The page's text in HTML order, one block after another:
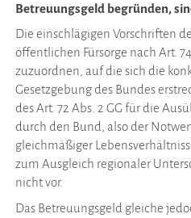
Betreuungsgeld begründen,
Die einschlägigen Vorschriften
öffentlichen Fürsorge nach Art. 74
zuzuordnen, auf die sich die
Gesetzgebung des Bundes
des Art. 72 Abs. 2 GG für die
durch den Bund, also der
gleichmäßiger
zum Ausgleich regionaler
nicht vor.
Das Betreuungsgeld gleiche